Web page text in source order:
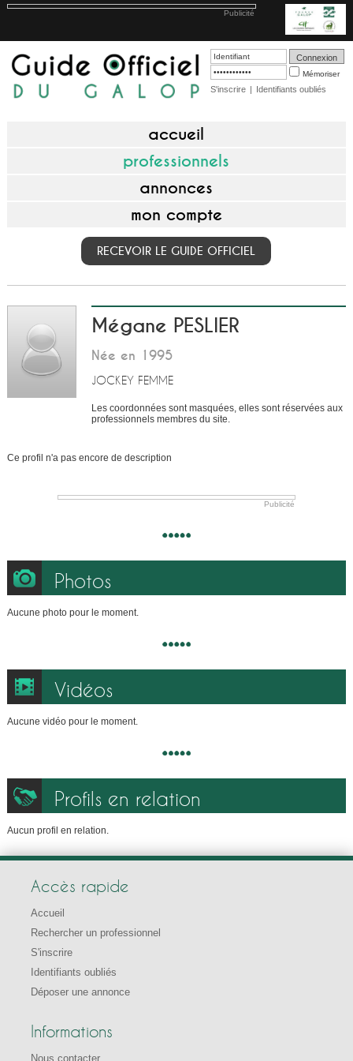
Publicité
Mémoriser
S'inscrire | Identifiants oubliés
accueil
professionnels
annonces
mon compte
RECEVOIR LE GUIDE OFFICIEL
Mégane PESLIER
Née en 1995
JOCKEY FEMME
Les coordonnées sont masquées, elles sont réservées aux
professionnels membres du site.
Ce profil n'a pas encore de description
Publicité
Photos
Aucune photo pour le moment.
Vidéos
Aucune vidéo pour le moment.
Profils en relation
Aucun profil en relation.
Accès rapide
Accueil
Rechercher un professionnel
S'inscrire
Identifiants oubliés
Déposer une annonce
Informations
Nous contacter